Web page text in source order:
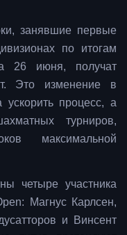
занявшие первые
по итогам
26 июня, получат
Это изменение в
процесс, а
турниров,
максимальной
четыре участника
Магнус Карлсен,
и Винсент